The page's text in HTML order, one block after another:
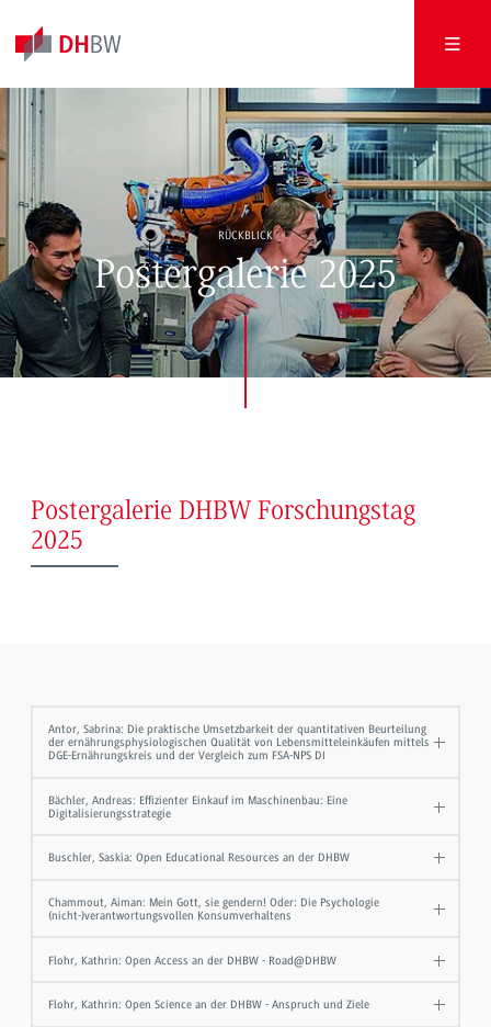
RÜCKBLICK
Postergalerie 2025
Postergalerie DHBW Forschungstag
2025
Antor, Sabrina: Die praktische Umsetzbarkeit der quantitativen Beurteilung
der ernährungsphysiologischen Qualität von Lebensmitteleinkäufen mittels
DGE-Ernährungskreis und der Vergleich zum FSA-NPS DI
Bächler, Andreas: Effizienter Einkauf im Maschinenbau: Eine
Digitalisierungsstrategie
Buschler, Saskia: Open Educational Resources an der DHBW
Chammout, Aiman: Mein Gott, sie gendern! Oder: Die Psychologie
(nicht-)verantwortungsvollen Konsumverhaltens
Flohr, Kathrin: Open Access an der DHBW - Road@DHBW
Flohr, Kathrin: Open Science an der DHBW - Anspruch und Ziele